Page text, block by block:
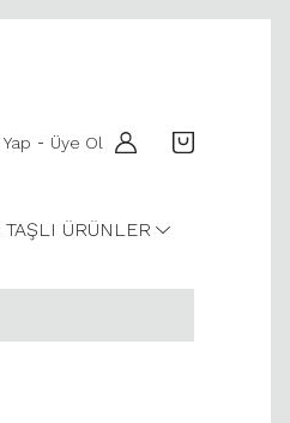
- Üye Ol
TAŞLI ÜRÜNLER